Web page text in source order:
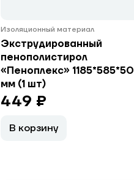
Изоляционный материал
Экструдированный
пенополистирол
«Пеноплекс» 1185*585*50
мм (1 шт)
449 ₽
В корзину